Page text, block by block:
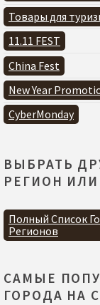
Товары для
11.11 FEST
China Fest
New Year
CyberMonday
ВЫБРАТЬ
РЕГИОН
Полный Список
Регионов
САМЫЕ
ГОРОДА НА